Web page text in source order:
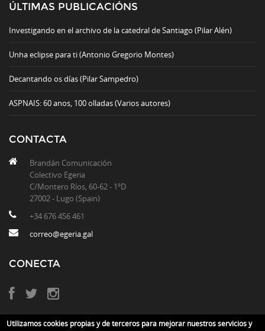
ÚLTIMAS PUBLICACIÓNS
Investigando en el archivo de la catedral de Santiago (Pilar Alén)
Unha eclipse para ti (Antonio Gregorio Montes)
Decantando os días (Pilar Sampedro)
ASPNAIS: 60 anos, 100 olladas (Varios autores)
CONTACTA
Brandán Comunicación
Colectivo Egeria
C/Montero Ríos, 60-62 - 1ºD
27002 - Lugo (Spain)
+34 676 456 461
correo@egeria.gal
CONECTA
Utilizamos cookies propias y de terceros para mejorar nuestros servicios y